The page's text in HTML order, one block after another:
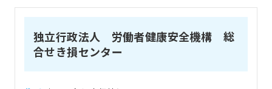
独立行政法人 労働者健康安全機構 総
合せき損センター